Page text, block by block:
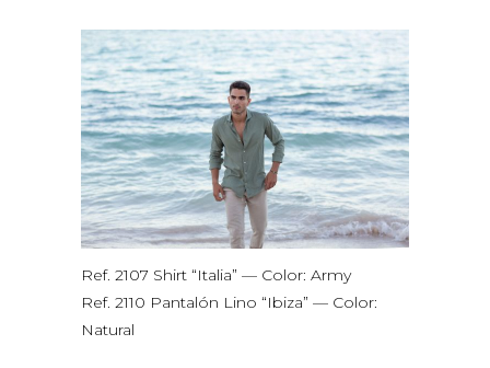
Ref. 2107 Shirt “Italia” — Color: Army
Ref. 2110 Pantalón Lino “Ibiza” — Color:
Natural